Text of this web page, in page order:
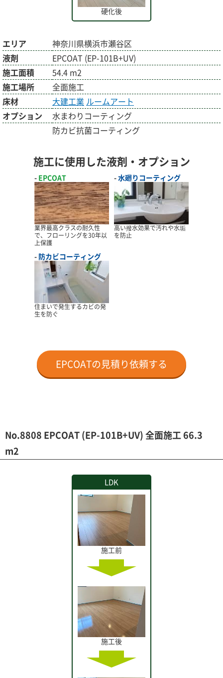
硬化後
エリア
神奈川県横浜市瀬谷区
液剤
EPCOAT (EP-101B+UV)
施工面積
54.4 m2
施工場所
全面施工
床材
大建工業 ルームアート
オプション
水まわりコーティング
防カビ抗菌コーティング
施工に使用した液剤・オプション
EPCOAT
業界最高クラスの耐久性
で、フローリングを30年以
上保護
水廻りコーティング
高い撥水効果で汚れや水垢
を防止
防カビコーティング
住まいで発生するカビの発
生を防ぐ
EPCOATの見積り依頼する
No.8808 EPCOAT (EP-101B+UV) 全面施工 66.3
m2
LDK
施工前
施工後